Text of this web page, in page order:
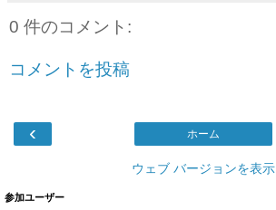
0 件のコメント:
コメントを投稿
‹ ホーム
ウェブ バージョンを表示
参加ユーザー